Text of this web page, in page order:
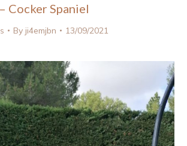
Cocker Spaniel
By ji4emjbn 13/09/2021